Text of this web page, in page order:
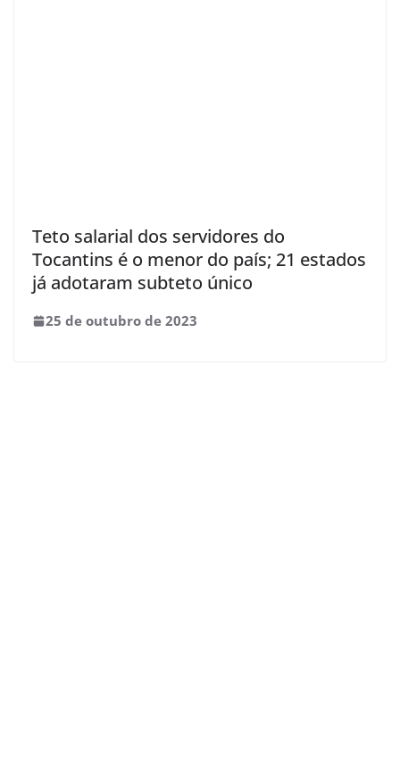
Teto salarial dos servidores do
Tocantins é o menor do país; 21 estados
já adotaram subteto único
25 de outubro de 2023